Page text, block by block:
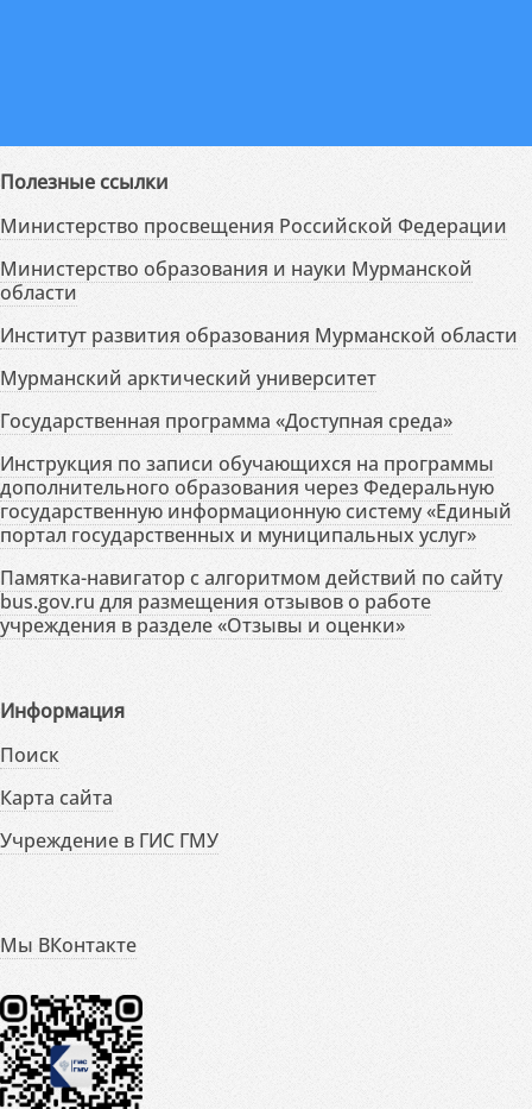
Полезные ссылки
Министерство просвещения Российской Федерации
Министерство образования и науки Мурманской
области
Институт развития образования Мурманской области
Мурманский арктический университет
Государственная программа «Доступная среда»
Инструкция по записи обучающихся на программы
дополнительного образования через Федеральную
государственную информационную систему «Единый
портал государственных и муниципальных услуг»
Памятка-навигатор с алгоритмом действий по сайту
bus.gov.ru для размещения отзывов о работе
учреждения в разделе «Отзывы и оценки»
Информация
Поиск
Карта сайта
Учреждение в ГИС ГМУ
Мы ВКонтакте